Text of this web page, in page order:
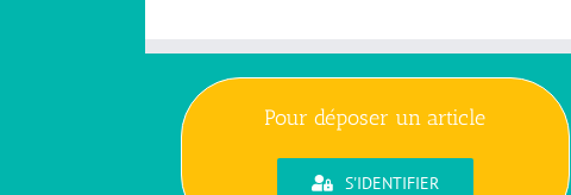
Pour déposer un article
S'IDENTIFIER